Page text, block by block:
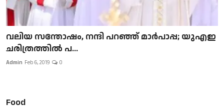
വലിയ സന്തോഷം, നന്ദി പറഞ്ഞ് മാർപാപ്പ; യുഎഇ
ചരിത്രത്തിൽ പ...
Admin Feb 6, 2019 0
Food